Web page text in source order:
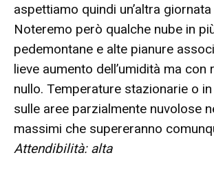
aspettiamo quindi un’altra
Noteremo però qualche nube in
pedemontane e alte pianure
lieve aumento dell’umidità ma con
nullo. Temperature stazionarie o
sulle aree parzialmente nuvolose
massimi che supereranno
Attendibilità: alta